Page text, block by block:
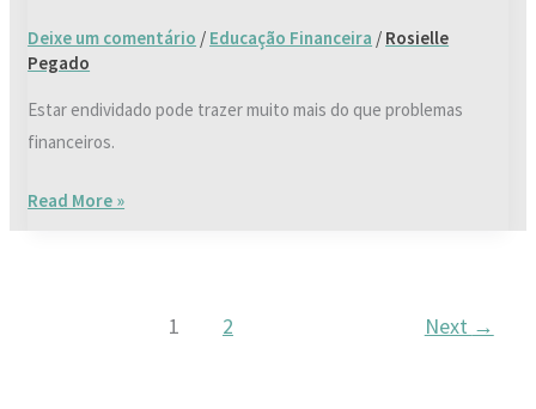
Deixe um comentário / Educação Financeira / Rosielle
Pegado
Estar endividado pode trazer muito mais do que problemas
financeiros.
Read More »
1 2 Next →